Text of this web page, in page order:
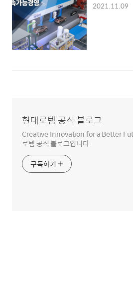
2021.11.09
현대로템 공식 블로그
Creative Innovation for a Better
로템 공식 블로그입니다.
구독하기